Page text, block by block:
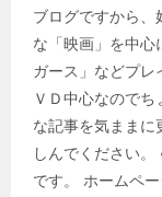
ブログですから、
な「映画」を中心
ガース」などプレ
ＶＤ中心なので
な記事を気ままに
しんでください
です。 ホームペ